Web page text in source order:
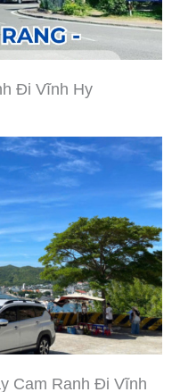
Đi Vĩnh Hy
Cam Ranh Đi Vĩnh